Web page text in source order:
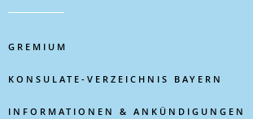
GREMIUM
KONSULATE-VERZEICHNIS BAYERN
INFORMATIONEN & ANKÜNDIGUNGEN